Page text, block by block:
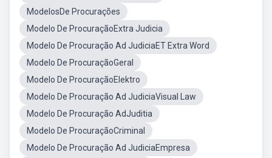
ModelosDe Procurações
Modelo De ProcuraçãoExtra Judicia
Modelo De Procuração Ad JudiciaET Extra Word
Modelo De ProcuraçãoGeral
Modelo De ProcuraçãoElektro
Modelo De Procuração Ad JudiciaVisual Law
Modelo De Procuração AdJuditia
Modelo De ProcuraçãoCriminal
Modelo De Procuração Ad JudiciaEmpresa